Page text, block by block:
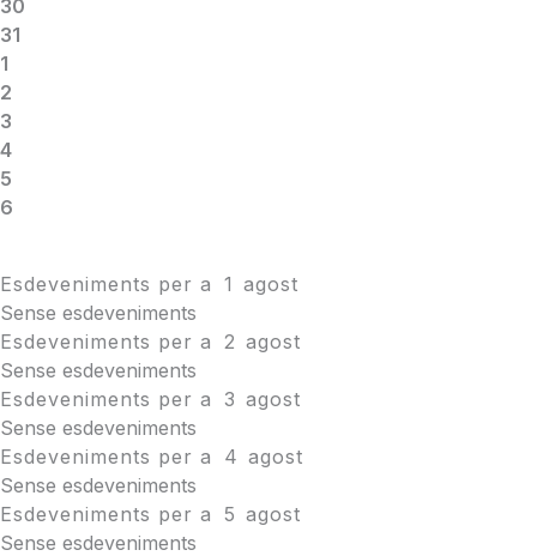
30
31
1
2
3
4
5
6
Esdeveniments per a 1 agost
Sense esdeveniments
Esdeveniments per a
2 agost
Sense esdeveniments
Esdeveniments per a 3 agost
Sense esdeveniments
Esdeveniments per a
4 agost
Sense esdeveniments
Esdeveniments per a 5 agost
Sense esdeveniments